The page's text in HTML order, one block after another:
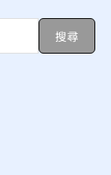
搜尋